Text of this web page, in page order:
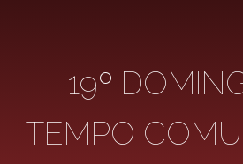
19º
TEMPO